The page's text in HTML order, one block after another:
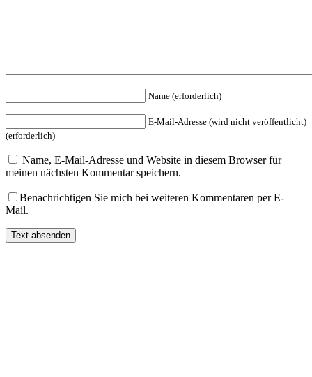
Name (erforderlich)
E-Mail-Adresse (wird nicht veröffentlicht)
(erforderlich)
Name, E-Mail-Adresse und Website in diesem Browser für
meinen nächsten Kommentar speichern.
Benachrichtigen Sie mich bei weiteren Kommentaren per E-
Mail.